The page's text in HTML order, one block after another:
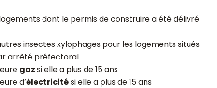
dont le permis de construire a été délivré
insectes xylophages pour les logements situés
arrêté préfectoral
gazsi elle a plus de 15 ans
d’électricitési elle a plus de 15 ans